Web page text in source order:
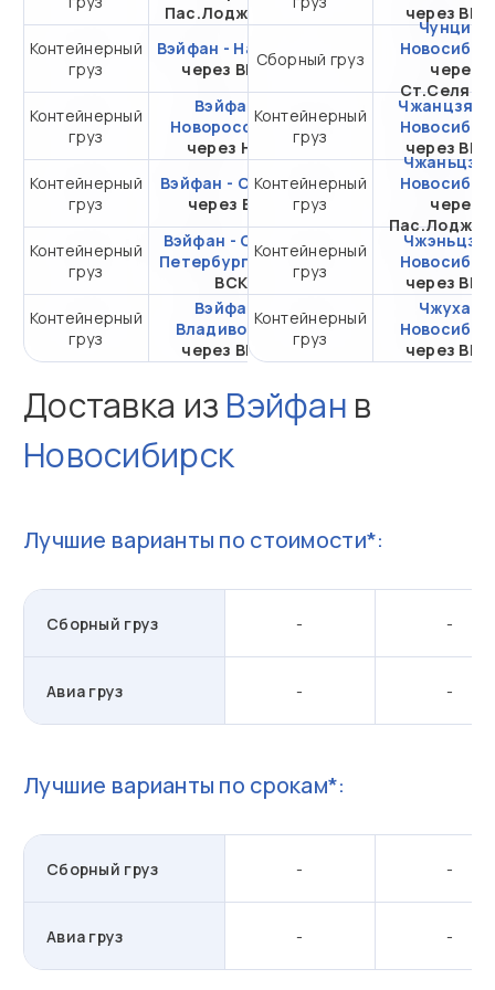
Пас.Лоджистик
Контейнерный
груз
Вэйфан - Находка
через ВМКТ
от 106 698,06 ₽ за
Контейнерный
груз
Вэйфан -
Новороссийск
через НЛЭ
от 345 163,30 ₽ за
20DC
Контейнерный
груз
Вэйфан - Самара
через ВСК
от 323 182,46 ₽ за
Контейнерный
груз
Вэйфан - Санкт-
Петербург через
ВСК
от 297 560,46 ₽ за
20DC
Контейнерный
груз
Вэйфан -
Владивосток
через ВМКТ
от 106 698,06 ₽ за
20DC
через
Сборный груз
Чунцин -
через
Контейнерный
груз
через
Контейнерный
груз
через
Контейнерный
груз
через
Контейнерный
груз
Чжухай -
через
Доставка из Вэйфан в
Новосибирск
Лучшие варианты по стоимости*:
Сборный груз - -
Авиа груз - -
Лучшие варианты по срокам*:
Сборный груз - -
Авиа груз - -